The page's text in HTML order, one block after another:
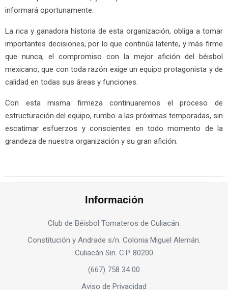
informará oportunamente.
La rica y ganadora historia de esta organización, obliga a tomar
importantes decisiones, por lo que continúa latente, y más firme
que nunca, el compromiso con la mejor afición del béisbol
mexicano, que con toda razón exige un equipo protagonista y de
calidad en todas sus áreas y funciones.
Con esta misma firmeza continuaremos el proceso de
estructuración del equipo, rumbo a las próximas temporadas, sin
escatimar esfuerzos y conscientes en todo momento de la
grandeza de nuestra organización y su gran afición.
Información
Club de Béisbol Tomateros de Culiacán.
Constitución y Andrade s/n. Colonia Miguel Alemán.
Culiacán Sin. C.P. 80200
(667) 758 34 00
Aviso de Privacidad